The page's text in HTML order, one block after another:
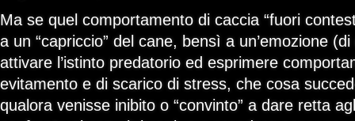
Ma se quel comportamento di caccia “fuori
a un “capriccio” del cane, bensì a un’emozione
attivare l’istinto predatorio ed esprimere
evitamento e di scarico di stress, che cosa
qualora venisse inibito o “convinto” a dare retta